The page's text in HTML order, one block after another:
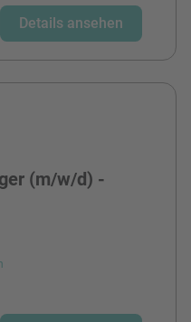
Details ansehen
(m/w/d) -